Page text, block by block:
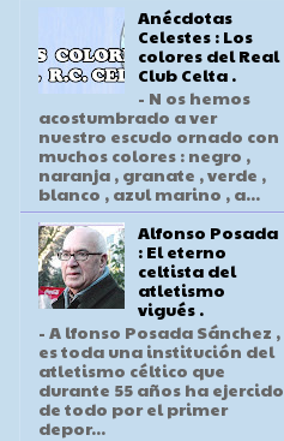
Anécdotas
Celestes : Los
colores del Real
Club Celta .
- N os hemos
acostumbrado a ver
nuestro escudo ornado con
muchos colores : negro ,
naranja , granate , verde ,
blanco , azul marino , a...
Alfonso Posada
: El eterno
celtista del
atletismo
vigués .
- A lfonso Posada Sánchez ,
es toda una institución del
atletismo céltico que
durante 55 años ha ejercido
de todo por el primer
depor...